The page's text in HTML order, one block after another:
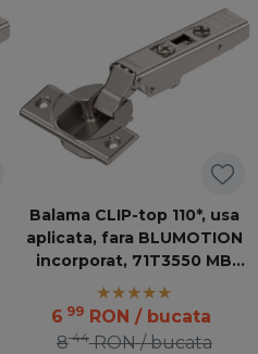
Balama CLIP-top 110*, usa
aplicata, fara BLUMOTION
incorporat, 71T3550 MB
V250 NI
6 99 RON / bucata
844 RON / bucata